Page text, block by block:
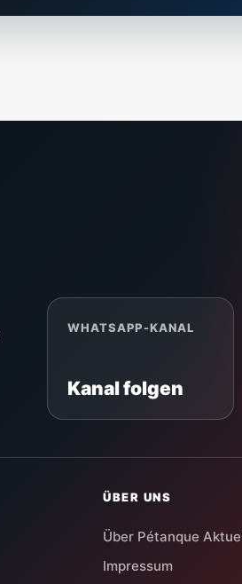
WHATSAPP-KANAL
Kanal folgen
ÜBER UNS
Über Pétanque
Impressum